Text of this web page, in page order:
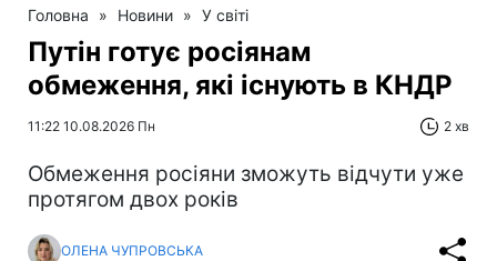
Головна » Новини » У світі
Путін готує росіянам
обмеження, які існують в КНДР
11:22 10.08.2026 Пн 2 хв
Обмеження росіяни зможуть відчути уже
протягом двох років
ОЛЕНА ЧУПРОВСЬКА